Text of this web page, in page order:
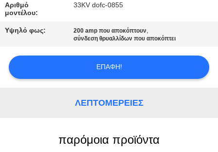
ΜΕ
ΈΝΑ
ΑΠΌΣΠΑΣΜΑ
PRIVACY
Αριθμό
μοντέλου:
33KV dofc-0855
Υψηλό φως: 200 amp που αποκόπτουν,
σύνδεση θρυαλλίδων που αποκόπτει
ΕΠΑΦΉ!
ΛΕΠΤΟΜΈΡΕΙΕΣ
παρόμοια προϊόντα